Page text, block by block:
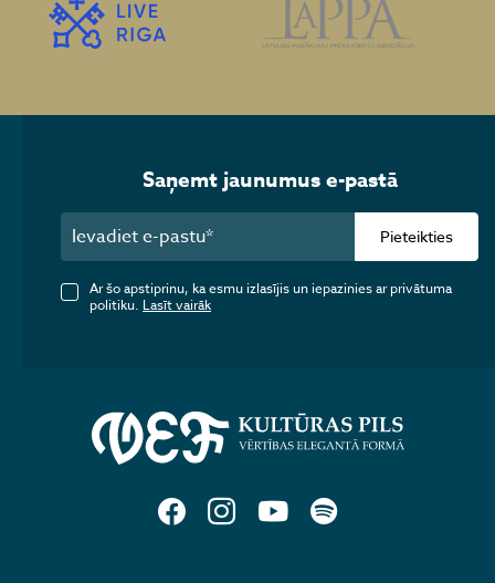
Saņemt jaunumus e-pastā
Pieteikties
Ar šo apstiprinu, ka esmu izlasījis un iepazinies ar privātuma
politiku. Lasīt vairāk